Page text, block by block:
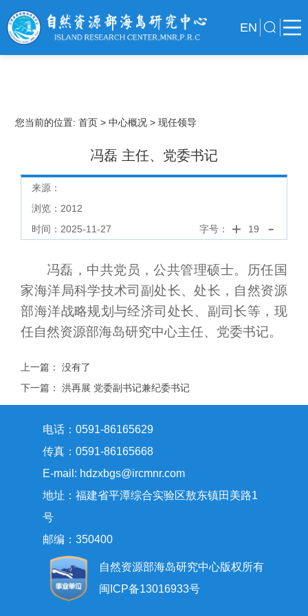
EN
您当前的位置: 首页> 中心概况 > 现任领导
冯磊 主任、党委书记
来源：
浏览： 2012
时间：2025-11-27
字号： 19
冯磊，中共党员，公共管理硕士。历任国
家海洋局科学技术司副处长、处长，自然资源
部海洋战略规划与经济司处长、副司长等，现
任自然资源部海岛研究中心主任、党委书记。
上一篇：没有了
下一篇：洪再展 党委副书记兼纪委书记
电话：0591-86165629
传真：0591-86165668
E-mail: hdzxbgs@ircmnr.com
地址：福建省平潭综合实验区敖东镇田美路1
号
邮编：350400
自然资源部海岛研究中心版权所有
闽ICP备13016933号